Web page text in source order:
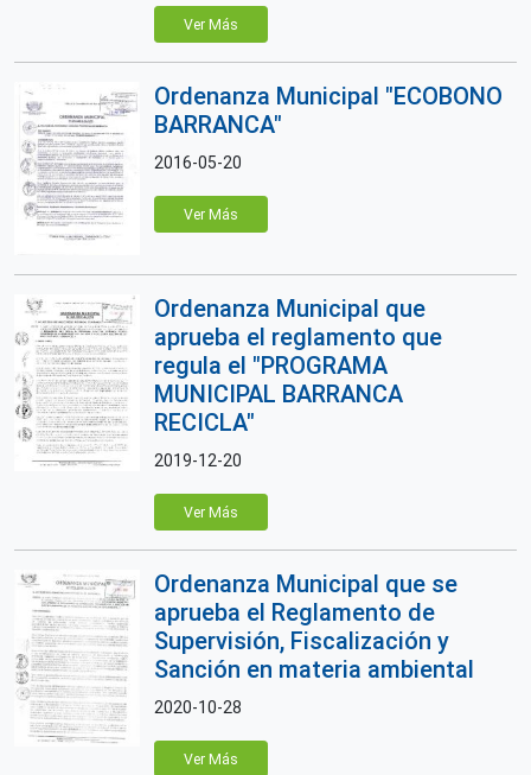
Ver Más
Ordenanza Municipal "ECOBONO
BARRANCA"
2016-05-20
Ver Más
Ordenanza Municipal que
aprueba el reglamento que
regula el "PROGRAMA
MUNICIPAL BARRANCA
RECICLA"
2019-12-20
Ver Más
Ordenanza Municipal que se
aprueba el Reglamento de
Supervisión, Fiscalización y
Sanción en materia ambiental
2020-10-28
Ver Más